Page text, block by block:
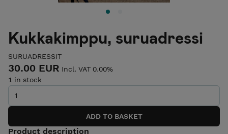
Kukkakimppu, suruadressi
SURUADRESSIT
30.00 EUR Incl. VAT 0.00%
1 in stock
Product description